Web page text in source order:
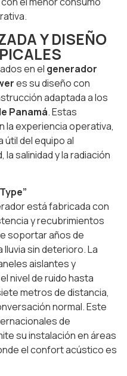
Y DISEÑO
en el generador
es su diseño con
adaptada a los
Panamá. Estas
la experiencia operativa,
útil del equipo al
salinidad y la radiación
está fabricada con
y recubrimientos
soportar años de
lluvia sin deterioro. La
aislantes y
nivel de ruido hasta
metros de distancia,
normal. Este
de
su instalación en áreas
el confort acústico es